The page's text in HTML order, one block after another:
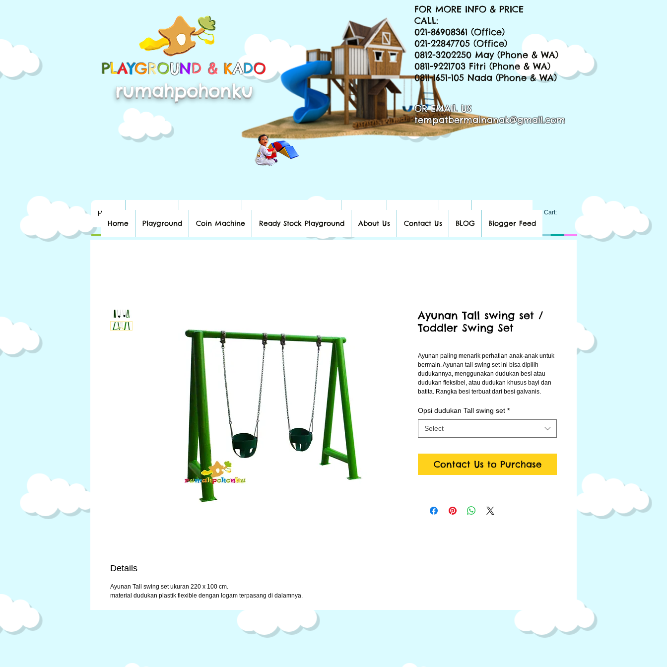
FOR MORE INFO & PRICE
CALL:
021-86908361 (Office)
021-22847705 (Office)
0812-3202250 May (Phone & WA)
0811-9221703 Fitri (Phone & WA)
0811-1651-105 Nada (Phone & WA)
OR EMAIL US
tempatbermainanak@gmail.com
PLAYGROUND & KADO
rumahpohonku
Home Cart:
Home Playground Coin Machine Ready Stock Playground About Us Contact Us BLOG Blogger Feed
Ayunan Tall swing set /
Toddler Swing Set
Ayunan paling menarik perhatian anak-anak untuk
bermain. Ayunan tall swing set ini bisa dipilih
dudukannya, menggunakan dudukan besi atau
dudukan fleksibel, atau dudukan khusus bayi dan
batita. Rangka besi terbuat dari besi galvanis.
Opsi dudukan Tall swing set *
Select
Contact Us to Purchase
Details
Ayunan Tall swing set ukuran 220 x 100 cm.
material dudukan plastik flexible dengan logam terpasang di dalamnya.